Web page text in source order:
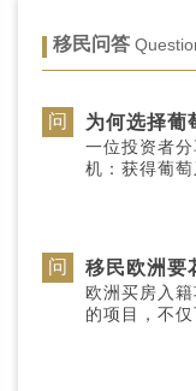
移民问答
问 为何选择葡
一位投资者
机：获得葡
问 移民欧洲要
欧洲买房入
的项目，不